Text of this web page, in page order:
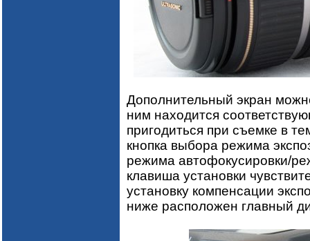
Дополнительный экран
ним находится
пригодиться при съемке в
кнопка выбора режима
режима автофокусировки/
клавиша установки
установку компенсации
ниже расположен главный